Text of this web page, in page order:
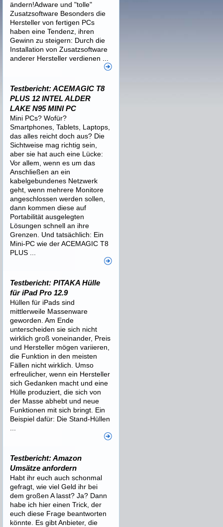
ändern!Adware und "tolle"
Zusatzsoftware Besonders die
Hersteller von fertigen PCs
haben eine Tendenz, ihren
Gewinn zu steigern: Durch die
Installation von Zusatzsoftware
anderer Hersteller verdienen ...
Testbericht: ACEMAGIC T8
PLUS 12 INTEL ALDER
LAKE N95 MINI PC
Mini PCs? Wofür?
Smartphones, Tablets, Laptops,
das alles reicht doch aus? Die
Sichtweise mag richtig sein,
aber sie hat auch eine Lücke:
Vor allem, wenn es um das
Anschließen an ein
kabelgebundenes Netzwerk
geht, wenn mehrere Monitore
angeschlossen werden sollen,
dann kommen diese auf
Portabilität ausgelegten
Lösungen schnell an ihre
Grenzen. Und tatsächlich: Ein
Mini-PC wie der ACEMAGIC T8
PLUS ...
Testbericht: PITAKA Hülle
für iPad Pro 12.9
Hüllen für iPads sind
mittlerweile Massenware
geworden. Am Ende
unterscheiden sie sich nicht
wirklich groß voneinander, Preis
und Hersteller mögen variieren,
die Funktion in den meisten
Fällen nicht wirklich. Umso
erfreulicher, wenn ein Hersteller
sich Gedanken macht und eine
Hülle produziert, die sich von
der Masse abhebt und neue
Funktionen mit sich bringt. Ein
Beispiel dafür: Die Stand-Hüllen
Testbericht: Amazon
Umsätze anfordern
Habt ihr euch auch schonmal
gefragt, wie viel Geld ihr bei
dem großen A lasst? Ja? Dann
habe ich hier einen Trick, der
euch diese Frage beantworten
könnte. Es gibt Anbieter, die